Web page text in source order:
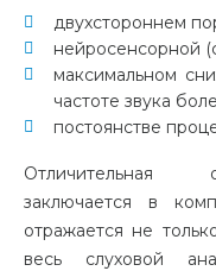
двухстороннем
нейросенсорной
максимальном
частоте звука
постоянстве
Отличительная
заключается в
отражается не
весь слуховой